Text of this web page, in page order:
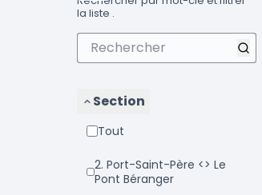
la liste .
Section
Tout
2. Port-Saint-Père <> Le
Pont Béranger